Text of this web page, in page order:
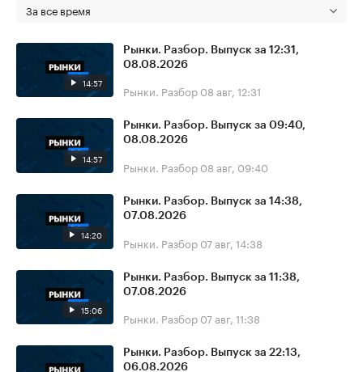
За все время
14:57
Рынки. Разбор. Выпуск за 12:31,
08.08.2026
Рынки. Разбор 08 авг, 12:31
14:57
Рынки. Разбор. Выпуск за 09:40,
08.08.2026
Рынки. Разбор 08 авг, 09:40
14:20
Рынки. Разбор. Выпуск за 14:38,
07.08.2026
Рынки. Разбор 07 авг, 14:38
15:06
Рынки. Разбор. Выпуск за 11:38,
07.08.2026
Рынки. Разбор 07 авг, 11:38
Рынки. Разбор. Выпуск за 22:13,
06.08.2026